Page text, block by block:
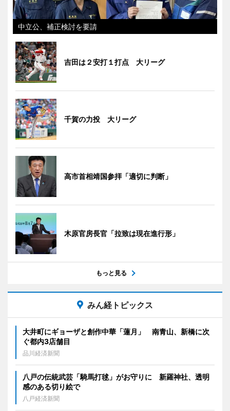
中立公、補正検討を要請
吉田は２安打１打点 大リーグ
千賀の力投 大リーグ
高市首相靖国参拝「適切に判断」
木原官房長官「拉致は現在進行形」
もっと見る
みん経トピックス
大井町にギョーザと創作中華「蓮月」 南青山、新橋に次
ぐ都内3店舗目
品川経済新聞
八戸の伝統武芸「騎馬打毬」がお守りに 新羅神社、透明
感のある切り絵で
八戸経済新聞